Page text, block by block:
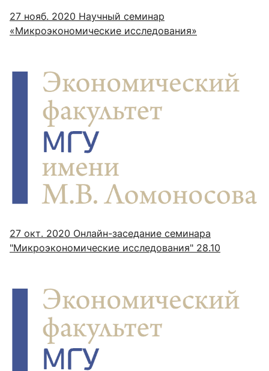
27 нояб. 2020 Научный семинар
«Микроэкономические исследования»
27 окт. 2020 Онлайн-заседание семинара
"Микроэкономические исследования" 28.10